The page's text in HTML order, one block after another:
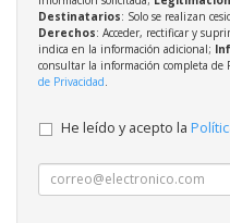
Destinatarios: Solo se realizan
Derechos: Acceder, rectificar y
indica en la información adicional;
consultar la información completa de
de Privacidad
He leído y acepto la